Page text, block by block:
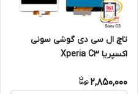
تاچ ال سی دی گوشی سونی
اکسپریا Xperia C3
2,850,000